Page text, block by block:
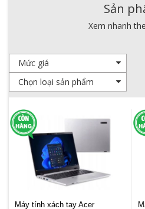
Sản
Xem nhanh
Máy tính xách tay Acer